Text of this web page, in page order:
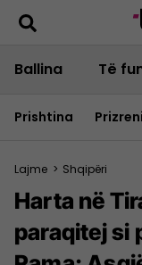
Ballina Të
Prishtina Prizreni
Lajme > Shqipëri
Harta në
paraqitej si